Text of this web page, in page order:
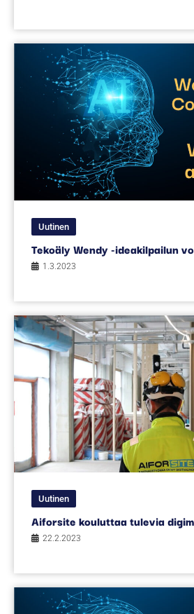
Uutinen
Tekoäly Wendy -ideakilpailun
1.3.2023
Uutinen
Aiforsite kouluttaa tulevia
22.2.2023